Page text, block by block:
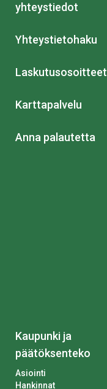
yhteystiedot
Yhteystietohaku
Laskutusosoitteet
Karttapalvelu
Anna palautetta
Kaupunki ja
päätöksenteko
Asiointi
Hankinnat